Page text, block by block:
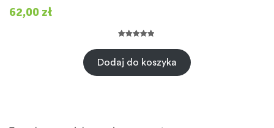
62,00 zł
podstawie
ocen
Dodaj do koszyka